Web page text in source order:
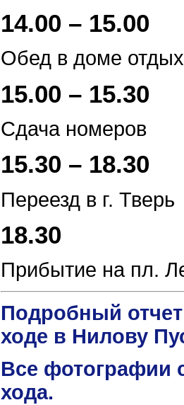
14.00 – 15.00
Обед в доме
15.00 – 15.30
Сдача номеров
15.30 – 18.30
Переезд в г. Тверь
18.30
Прибытие на пл.
Подробный
ходе в Нилову
Все фотографии
хода.